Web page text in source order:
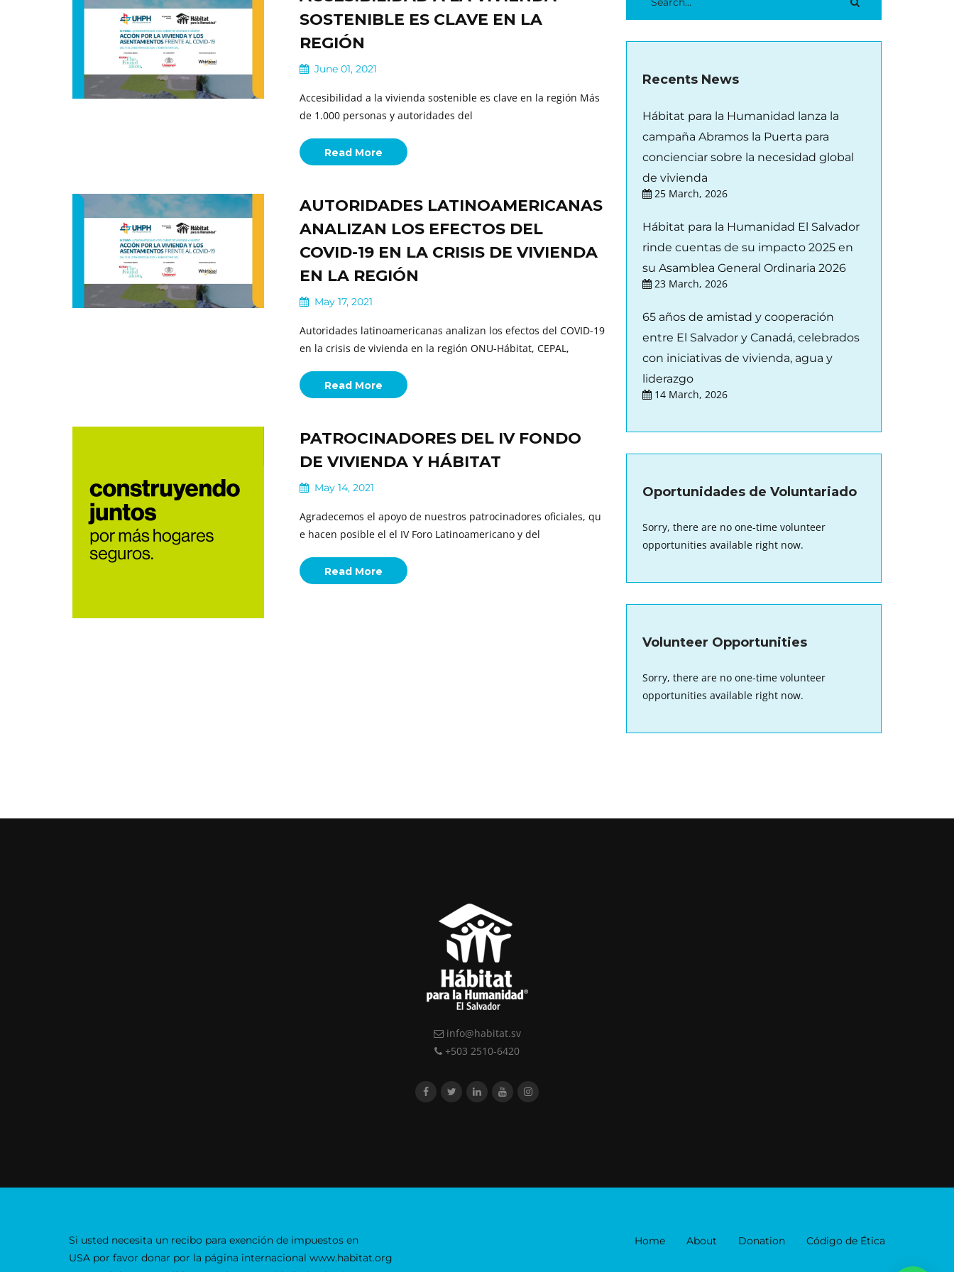
SOSTENIBLE ES CLAVE EN LA
REGIÓN
June 01, 2021
Accesibilidad a la vivienda sostenible es clave en la región Más
de 1.000 personas y autoridades del
Read More
AUTORIDADES LATINOAMERICANAS
ANALIZAN LOS EFECTOS DEL
COVID-19 EN LA CRISIS DE VIVIENDA
EN LA REGIÓN
May 17, 2021
Autoridades latinoamericanas analizan los efectos del COVID-19
en la crisis de vivienda en la región ONU-Hábitat, CEPAL,
Read More
PATROCINADORES DEL IV FONDO
DE VIVIENDA Y HÁBITAT
May 14, 2021
Agradecemos el apoyo de nuestros patrocinadores oficiales, qu
e hacen posible el el IV Foro Latinoamericano y del
Read More
Recents News
Hábitat para la Humanidad lanza la
campaña Abramos la Puerta para
concienciar sobre la necesidad global
de vivienda
25 March, 2026
Hábitat para la Humanidad El Salvador
rinde cuentas de su impacto 2025 en
su Asamblea General Ordinaria 2026
23 March, 2026
65 años de amistad y cooperación
entre El Salvador y Canadá, celebrados
con iniciativas de vivienda, agua y
liderazgo
14 March, 2026
Oportunidades de Voluntariado
Sorry, there are no one-time volunteer
opportunities available right now.
Volunteer Opportunities
Sorry, there are no one-time volunteer
opportunities available right now.
info@habitat.sv
+503 2510-6420
Si usted necesita un recibo para exención de impuestos en
USA por favor donar por la página internacional www.habitat.org
Home About Donation Código de Ética